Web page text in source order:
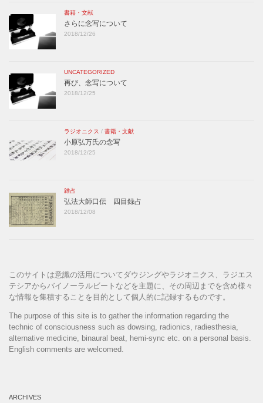
書籍・文献
さらに念写について
2018/12/26
UNCATEGORIZED
再び、念写について
2018/12/25
ラジオニクス / 書籍・文献
小原弘万氏の念写
2018/12/25
雑占
弘法大師口伝 四目録占
2018/12/08
このサイトは意識の活用についてダウジングやラジオニクス、ラジエス
テシアからバイノーラルビートなどを主題に、その周辺までを含め様々
な情報を集積することを目的として個人的に記録するものです。
The purpose of this site is to gather the information regarding the
technic of consciousness such as dowsing, radionics, radiesthesia,
alternative medicine, binaural beat, hemi-sync etc. on a personal basis.
English comments are welcomed.
ARCHIVES